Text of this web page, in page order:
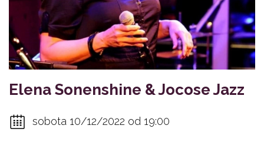
Elena Sonenshine & Jocose Jazz
sobota 10/12/2022 od 19:00